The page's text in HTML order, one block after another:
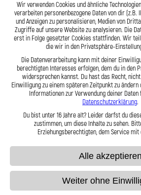
und Beschädigungen – ein regelmäßiger
Gummileitungen ist nicht mehr nötig. Das
dauerhaft ein sicheres Gefühl beim Fahren.
verdrehbaren Anschlüsse ermöglichen
spannungsfreie Verlegung. Ob
Stahlflex-Kit – jede Leitung wird passgenau
den Stahlflex-Bremsleitungen von Lothar
entscheiden Sie sich für echte deutsche
und ein Produkt, das hält, was es
Hier zu unserem Video „Stahlflex
Wir verwenden Cookies und ähnliche
verarbeiten personenbezogene Daten von dir (z.B.
und Anzeigen zu personalisieren, Medien von
Zugriffe auf unsere Website zu analysieren. Die
erst in Folge gesetzter Cookies stattfinden. Wir
die wir in den Privatsphäre-
Die Datenverarbeitung kann mit deiner
berechtigten Interesses erfolgen, dem du in den
widersprechen kannst. Du hast das Recht,
Einwilligung zu einem späteren Zeitpunkt zu
Informationen zur Verwendung deiner
Datenschutzerklärung.
Du bist unter 16 Jahre alt? Leider darfst du
zustimmen, um diese Inhalte zu sehen.
Erziehungsberechtigten, dem Service
Alle akzeptieren
Weiter ohne